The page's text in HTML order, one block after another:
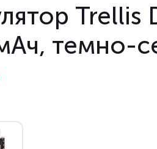
Trellis
темно-